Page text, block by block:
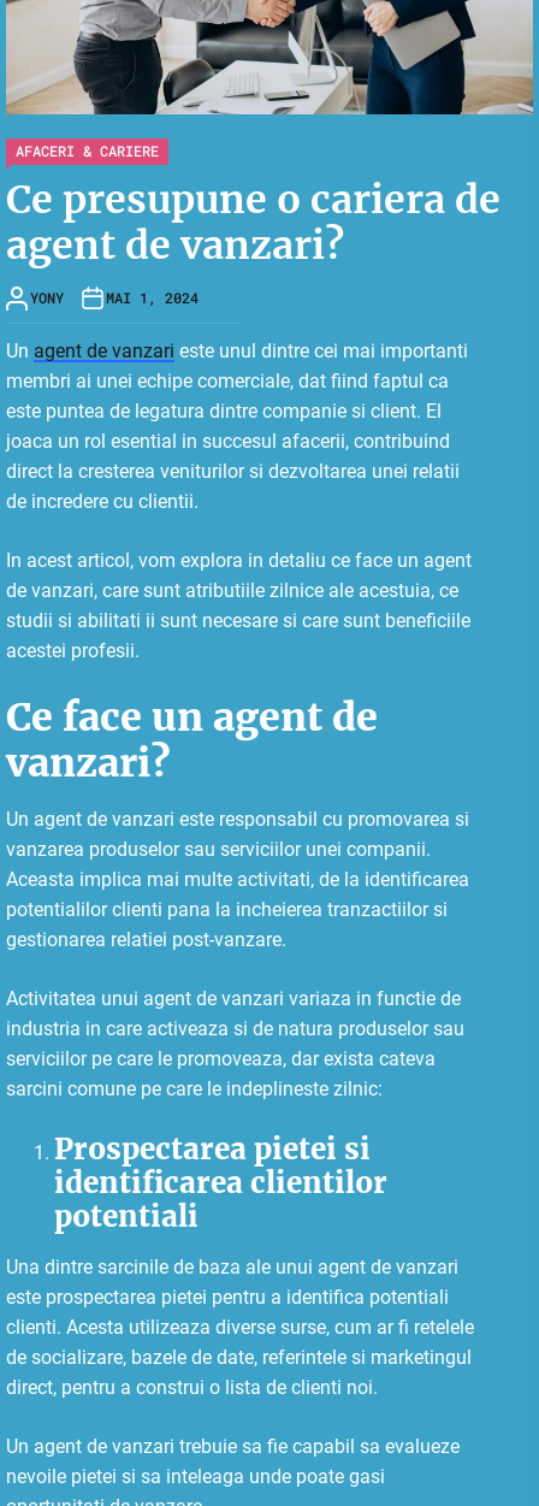
AFACERI & CARIERE
Ce presupune o cariera de
agent de vanzari?
YONY MAI 1, 2024
Un agent de vanzari este unul dintre cei mai importanti
membri ai unei echipe comerciale, dat fiind faptul ca
este puntea de legatura dintre companie si client. El
joaca un rol esential in succesul afacerii, contribuind
direct la cresterea veniturilor si dezvoltarea unei relatii
de incredere cu clientii.
In acest articol, vom explora in detaliu ce face un agent
de vanzari, care sunt atributiile zilnice ale acestuia, ce
studii si abilitati ii sunt necesare si care sunt beneficiile
acestei profesii.
Ce face un agent de
vanzari?
Un agent de vanzari este responsabil cu promovarea si
vanzarea produselor sau serviciilor unei companii.
Aceasta implica mai multe activitati, de la identificarea
potentialilor clienti pana la incheierea tranzactiilor si
gestionarea relatiei post-vanzare.
Activitatea unui agent de vanzari variaza in functie de
industria in care activeaza si de natura produselor sau
serviciilor pe care le promoveaza, dar exista cateva
sarcini comune pe care le indeplineste zilnic:
Prospectarea pietei si
identificarea clientilor
potentiali
Una dintre sarcinile de baza ale unui agent de vanzari
este prospectarea pietei pentru a identifica potentiali
clienti. Acesta utilizeaza diverse surse, cum ar fi retelele
de socializare, bazele de date, referintele si marketingul
direct, pentru a construi o lista de clienti noi.
Un agent de vanzari trebuie sa fie capabil sa evalueze
nevoile pietei si sa inteleaga unde poate gasi